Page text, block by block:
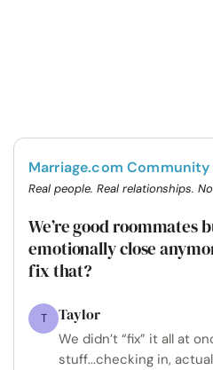
Marriage.com Community
Real people. Real relationships.
We’re good roommates
emotionally close
fix that?
T Taylor
We didn’t “fix” it all at
stuff...checking in,